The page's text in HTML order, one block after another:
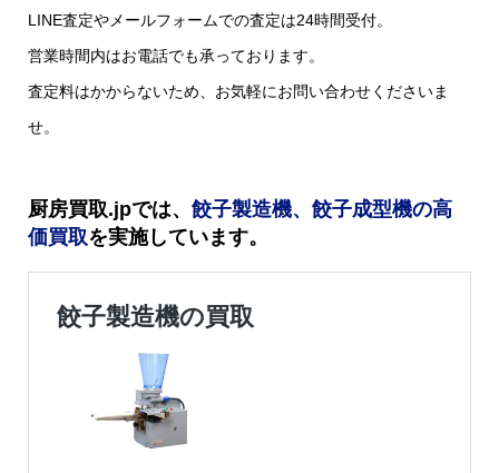
LINE査定やメールフォームでの査定は24時間受付。
営業時間内はお電話でも承っております。
査定料はかからないため、お気軽にお問い合わせくださいま
せ。
厨房買取.jpでは、 餃子製造機、餃子成型機の高
価買取を実施しています。